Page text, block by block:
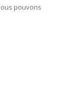
pouvons